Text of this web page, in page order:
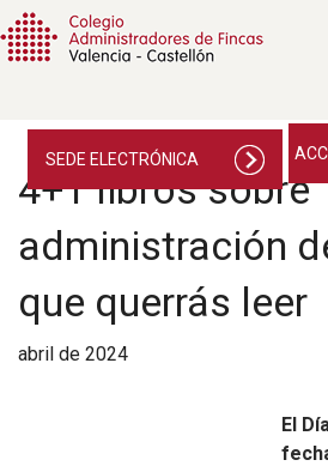
SEDE ELECTRÓNICA
4+1 libros sobre
administración
que querrás leer
abril de 2024
El